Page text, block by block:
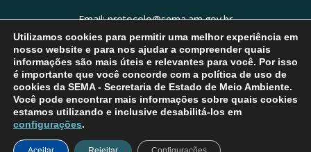
Email: protocolo@sema.am.gov.br
Tel: (92) 3659-1821
Utilizamos cookies para permitir uma melhor experiência em
nosso website e para nos ajudar a compreender quais
informações são mais úteis e relevantes para você. Por isso
é importante que você concorde com a política de uso de
cookies da SEMA - Secretaria de Estado de Meio Ambiente.
Você pode encontrar mais informações sobre quais cookies
estamos utilizando e inclusive desabilitá-los em
configurações.